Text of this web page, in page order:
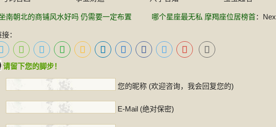
南朝北的商铺风水好吗 仍需要一定布置 哪个星座最无私 摩羯座位居榜首：
：
请留下您的脚步！
您的昵称 (欢迎咨询，我会回复您的)
E-Mail (绝对保密)